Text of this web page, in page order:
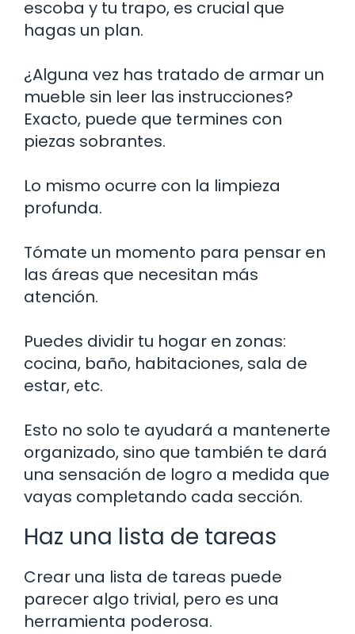
escoba y tu trapo, es crucial que
hagas un plan.
¿Alguna vez has tratado de armar un
mueble sin leer las instrucciones?
Exacto, puede que termines con
piezas sobrantes.
Lo mismo ocurre con la limpieza
profunda.
Tómate un momento para pensar en
las áreas que necesitan más
atención.
Puedes dividir tu hogar en zonas:
cocina, baño, habitaciones, sala de
estar, etc.
Esto no solo te ayudará a mantenerte
organizado, sino que también te dará
una sensación de logro a medida que
vayas completando cada sección.
Haz una lista de tareas
Crear una lista de tareas puede
parecer algo trivial, pero es una
herramienta poderosa.